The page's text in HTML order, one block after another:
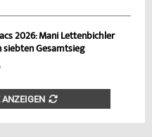
2026: Mani Lettenbichler
Gesamtsieg
ANZEIGEN